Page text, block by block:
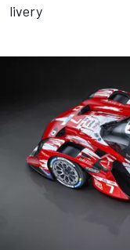
livery